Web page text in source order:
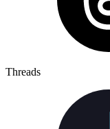
Threads